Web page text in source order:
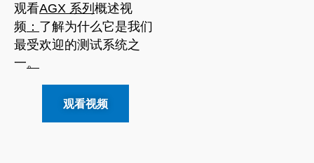
观看AGX 系列 概述视
频 ： 了解为什么它是我们
最受欢迎的测试系统之
一。
观看视频